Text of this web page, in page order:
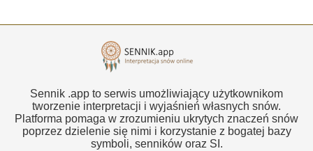
Sennik .app to serwis umożliwiający użytkownikom
tworzenie interpretacji i wyjaśnień własnych snów.
Platforma pomaga w zrozumieniu ukrytych znaczeń snów
poprzez dzielenie się nimi i korzystanie z bogatej bazy
symboli, senników oraz SI.